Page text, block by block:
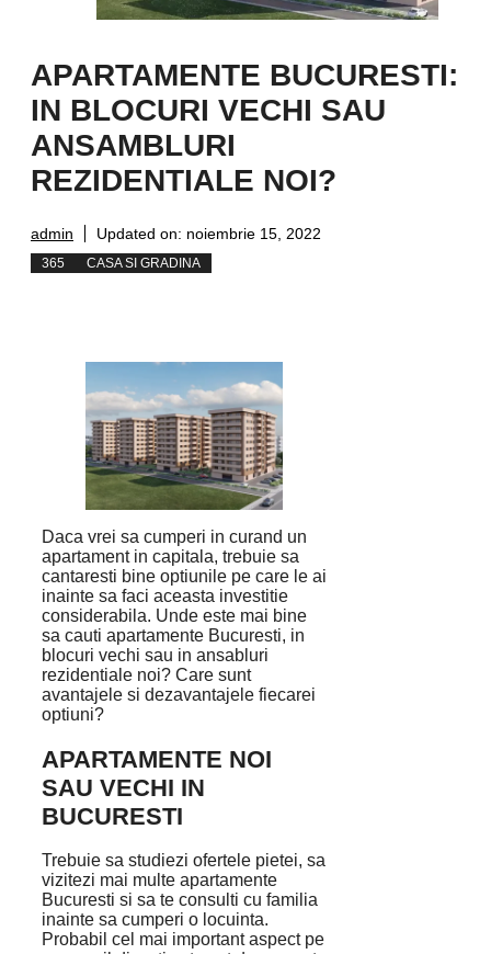
APARTAMENTE BUCURESTI:
IN BLOCURI VECHI SAU
ANSAMBLURI
REZIDENTIALE NOI?
admin Updated on: noiembrie 15, 2022
365 CASA SI GRADINA
Daca vrei sa cumperi in curand un
apartament in capitala, trebuie sa
cantaresti bine optiunile pe care le ai
inainte sa faci aceasta investitie
considerabila. Unde este mai bine
sa cauti apartamente Bucuresti, in
blocuri vechi sau in ansabluri
rezidentiale noi? Care sunt
avantajele si dezavantajele fiecarei
optiuni?
APARTAMENTE NOI
SAU VECHI IN
BUCURESTI
Trebuie sa studiezi ofertele pietei, sa
vizitezi mai multe apartamente
Bucuresti si sa te consulti cu familia
inainte sa cumperi o locuinta.
Probabil cel mai important aspect pe